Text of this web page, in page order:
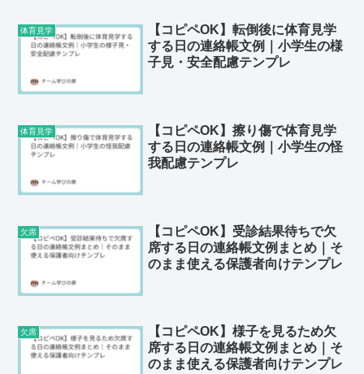
体育見学
【コピペOK】転倒後に体育見学
する日の連絡帳文例｜小学生の様
子見・安全配慮テンプレ
体育見学
【コピペOK】擦り傷で体育見学
する日の連絡帳文例｜小学生の怪
我配慮テンプレ
欠席
【コピペOK】受診結果待ちで欠
席する日の連絡帳文例まとめ｜そ
のまま使える保護者向けテンプレ
欠席
【コピペOK】様子を見るため欠
席する日の連絡帳文例まとめ｜そ
のまま使える保護者向けテンプレ